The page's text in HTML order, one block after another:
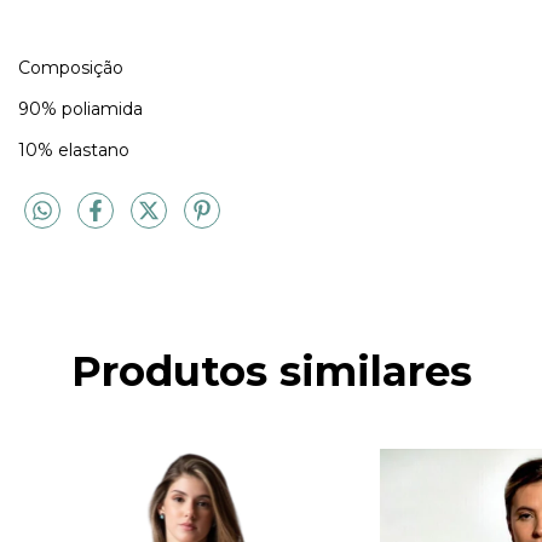
Composição
90% poliamida
10% elastano
Produtos similares